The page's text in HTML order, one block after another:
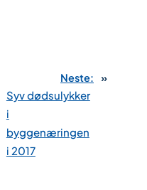
Neste:
Syv dødsulykker
i
byggenæringen
i 2017
»